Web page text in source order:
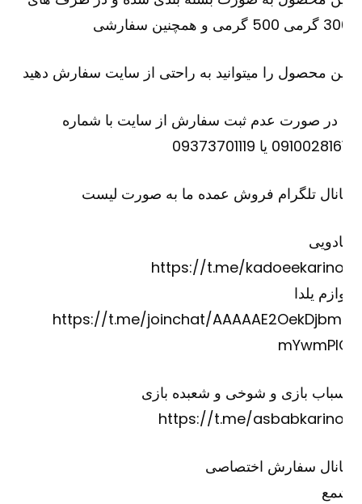
محصول را میتوانید به راحتی از سایت سفارش دهید
در صورت عدم ثبت سفارش از سایت با شماره
یا 09373701119
تلگرام فروش عمده ما به صورت لیست
https://t.me/
یلدا
https://t.me/joinchat/
بازی و شوخی و شعبده بازی
https://t.me/
سفارش اختصاصی